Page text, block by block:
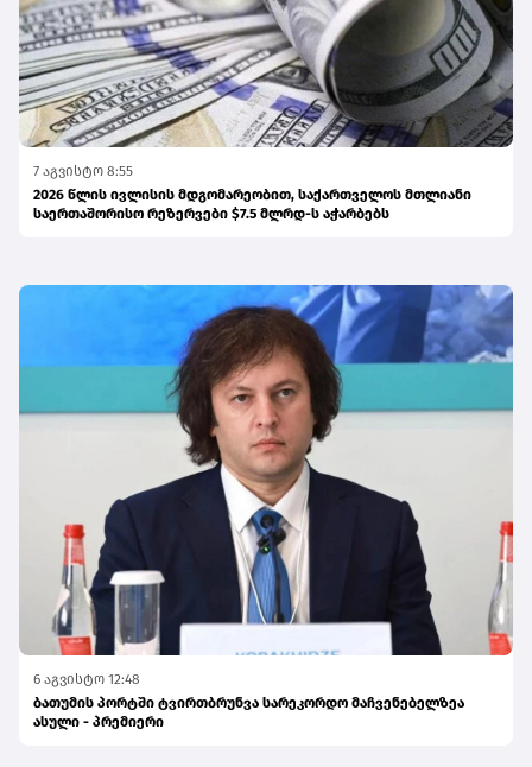
7 აგვისტო 8:55
2026 წლის ივლისის მდგომარეობით, საქართველოს მთლიანი
საერთაშორისო რეზერვები $7.5 მლრდ-ს აჭარბებს
6 აგვისტო 12:48
ბათუმის პორტში ტვირთბრუნვა სარეკორდო მაჩვენებელზეა
ასული - პრემიერი